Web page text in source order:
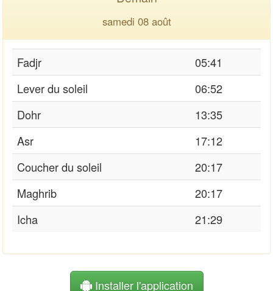
samedi 08 août
Fadjr
05:41
Lever du soleil
06:52
Dohr
13:35
Asr
17:12
Coucher du soleil
20:17
Maghrib
20:17
Icha
21:29
Installer l'application